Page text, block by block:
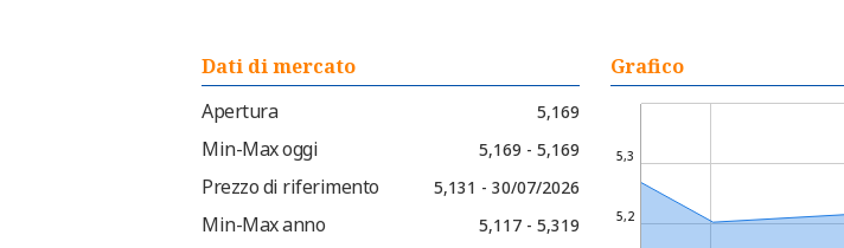
Dati di mercato
Apertura
5,169
Min-Max oggi 5,169 - 5,169
Prezzo di riferimento 5,131 - 30/07/2026
Min-Max anno 5,117 - 5,319
Grafico
5,2
5,3